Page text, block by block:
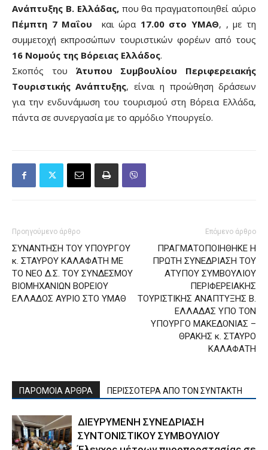
Ανάπτυξης Β. Ελλάδας,που θα πραγματοποιηθεί αύριο
Πέμπτη 7 Μαΐου και ώρα 17.00 στο ΥΜΑΘ, , με τη
συμμετοχή εκπροσώπων τουριστικών φορέων από τους
16 Νομούς της Βόρειας Ελλάδος.
Σκοπός του Άτυπου Συμβουλίου Περιφερειακής
Τουριστικής Ανάπτυξης, είναι η προώθηση δράσεων
για την ενδυνάμωση του τουρισμού στη Βόρεια Ελλάδα,
πάντα σε συνεργασία με το αρμόδιο Υπουργείο.
Προηγούμενο άρθρο
ΣΥΝΑΝΤΗΣΗ ΤΟΥ ΥΠΟΥΡΓΟΥ
κ. ΣΤΑΥΡΟΥ ΚΑΛΑΦΑΤΗ ΜΕ
ΤΟ ΝΕΟ Δ.Σ. ΤΟΥ ΣΥΝΔΕΣΜΟΥ
ΒΙΟΜΗΧΑΝΙΩΝ ΒΟΡΕΙΟΥ
ΕΛΛΑΔΟΣ ΑΥΡΙΟ ΣΤΟ ΥΜΑΘ
Επόμενο άρθρο
ΠΡΑΓΜΑΤΟΠΟΙΗΘΗΚΕ Η
ΠΡΩΤΗ ΣΥΝΕΔΡΙΑΣΗ ΤΟΥ
ΑΤΥΠΟΥ ΣΥΜΒΟΥΛΙΟΥ
ΠΕΡΙΦΕΡΕΙΑΚΗΣ
ΤΟΥΡΙΣΤΙΚΗΣ ΑΝΑΠΤΥΞΗΣ Β.
ΕΛΛΑΔΑΣ ΥΠΟ ΤΟΝ
ΥΠΟΥΡΓΟ ΜΑΚΕΔΟΝΙΑΣ –
ΘΡΑΚΗΣ κ. ΣΤΑΥΡΟ
ΚΑΛΑΦΑΤΗ
ΠΑΡΟΜΟΙΑ ΑΡΘΡΑ ΠΕΡΙΣΣΟΤΕΡΑ ΑΠΟ ΤΟΝ ΣΥΝΤΑΚΤΗ
ΔΙΕΥΡΥΜΕΝΗ ΣΥΝΕΔΡΙΑΣΗ
ΣΥΝΤΟΝΙΣΤΙΚΟΥ ΣΥΜΒΟΥΛΙΟΥ